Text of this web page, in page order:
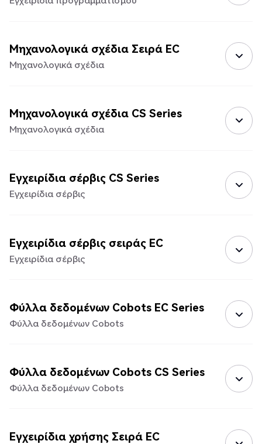
Μηχανολογικά σχέδια Σειρά EC
Μηχανολογικά σχέδια
Μηχανολογικά σχέδια CS Series
Μηχανολογικά σχέδια
Εγχειρίδια σέρβις CS Series
Εγχειρίδια σέρβις
Εγχειρίδια σέρβις σειράς EC
Εγχειρίδια σέρβις
Φύλλα δεδομένων Cobots EC Series
Φύλλα δεδομένων Cobots
Φύλλα δεδομένων Cobots CS Series
Φύλλα δεδομένων Cobots
Εγχειρίδια χρήσης Σειρά EC